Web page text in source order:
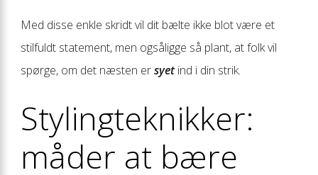
Med disse enkle skridt vil dit bælte ikke blot være et
stilfuldt statement, men ogsåligge så plant, at folk vil
spørge, om det næsten ersyetind i din strik.
Stylingteknikker:
måder at bære